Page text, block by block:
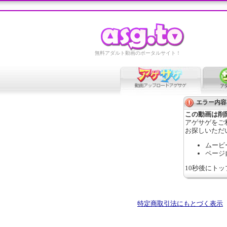
無料アダルト動画のポータルサイト！
エラー内容
この動画は削
アゲサゲをご
お探しいただ
ムービ
ページ
10秒後にト
特定商取引法にもとづく表示